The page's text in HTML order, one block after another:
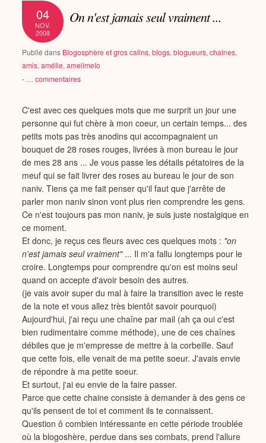
04
NOV.
2008
On n'est jamais seul vraiment ...
Publié dans Blogosphère et gros calins,blogs,blogueurs,chaines,
amis,amélie,amelimelo
- … commentaires
C'est avec ces quelques mots que me surprit un jour une
personne qui fut chère à mon coeur, un certain temps... des
petits mots pas très anodins qui accompagnaient un
bouquet de 28 roses rouges, livrées à mon bureau le jour
de mes 28 ans ... Je vous passe les détails pétatoires de la
meuf qui se fait livrer des roses au bureau le jour de son
naniv. Tiens ça me fait penser qu'il faut que j'arrête de
parler mon naniv sinon vont plus rien comprendre les gens.
Ce n'est toujours pas mon naniv, je suis juste nostalgique en
ce moment.
Et donc, je reçus ces fleurs avec ces quelques mots : "on
n'est jamais seul vraiment"... Il m'a fallu longtemps pour le
croire. Longtemps pour comprendre qu'on est moins seul
quand on accepte d'avoir besoin des autres.
(je vais avoir super du mal à faire la transition avec le reste
de la note et vous allez très bientôt savoir pourquoi)
Aujourd'hui, j'ai reçu une chaîne par mail (ah ça oui c'est
bien rudimentaire comme méthode), une de ces chaînes
débiles que je m'empresse de mettre à la corbeille. Sauf
que cette fois, elle venait de ma petite soeur. J'avais envie
de répondre à ma petite soeur.
Et surtout, j'ai eu envie de la faire passer.
Parce que cette chaine consiste à demander à des gens ce
qu'ils pensent de toi et comment ils te connaissent.
Question ô combien intéressante en cette période troublée
où la blogoshère, perdue dans ses combats, prend l'allure